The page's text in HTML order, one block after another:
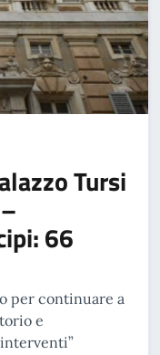
Tursi
66
per continuare a
e